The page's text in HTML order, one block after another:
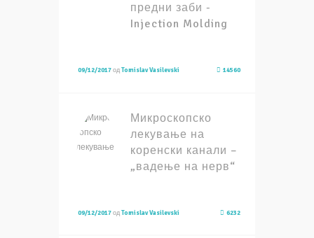
предни заби -
Injection Molding
09/12/2017од Tomislav Vasilevski 14560
Микроскопско
лекување на
коренски канали –
„вадење на нерв“
09/12/2017одTomislav Vasilevski 6232